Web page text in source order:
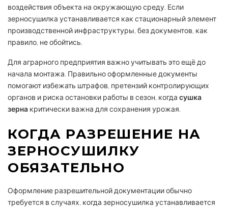
воздействия объекта на окружающую среду. Если
зерносушилка устанавливается как стационарный элемент
производственной инфраструктуры, без документов, как
правило, не обойтись.
Для аграрного предприятия важно учитывать это ещё до
начала монтажа. Правильно оформленные документы
помогают избежать штрафов, претензий контролирующих
органов и риска остановки работы в сезон, когда сушка
зерна критически важна для сохранения урожая.
КОГДА РАЗРЕШЕНИЕ НА
ЗЕРНОСУШИЛКУ
ОБЯЗАТЕЛЬНО
Оформление разрешительной документации обычно
требуется в случаях, когда зерносушилка устанавливается